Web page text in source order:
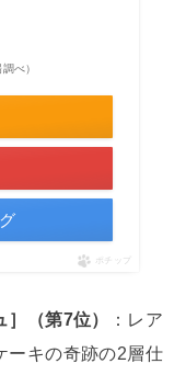
べ）
ポチップ
（第7位）
：レア
ーキの奇跡の2層仕